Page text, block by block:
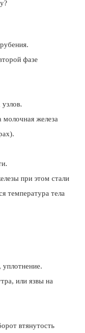
фазе
железа
при этом стали
температура тела
или язвы на
втянутость